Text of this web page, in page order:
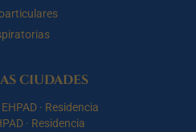
ciudades
EHPAD· Residencia
· Residencia